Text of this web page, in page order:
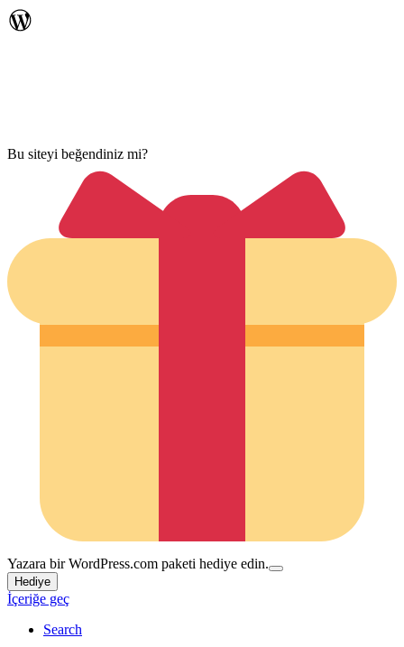
Bu siteyi beğendiniz mi?
Yazara bir WordPress.com paketi hediye edin.
Hediye
İçeriğe geç
Search